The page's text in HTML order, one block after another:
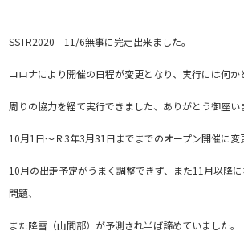
SSTR2020 11/6無事に完走出来ました。
コロナにより開催の日程が変更となり、実行には何か
周りの協力を経て実行できました、ありがとう御座い
10月1日～Ｒ3年3月31日までまでのオープン開催に変
10月の出走予定がうまく調整できず、また11月以降
問題、
また降雪（山間部）が予測され半ば諦めていました。